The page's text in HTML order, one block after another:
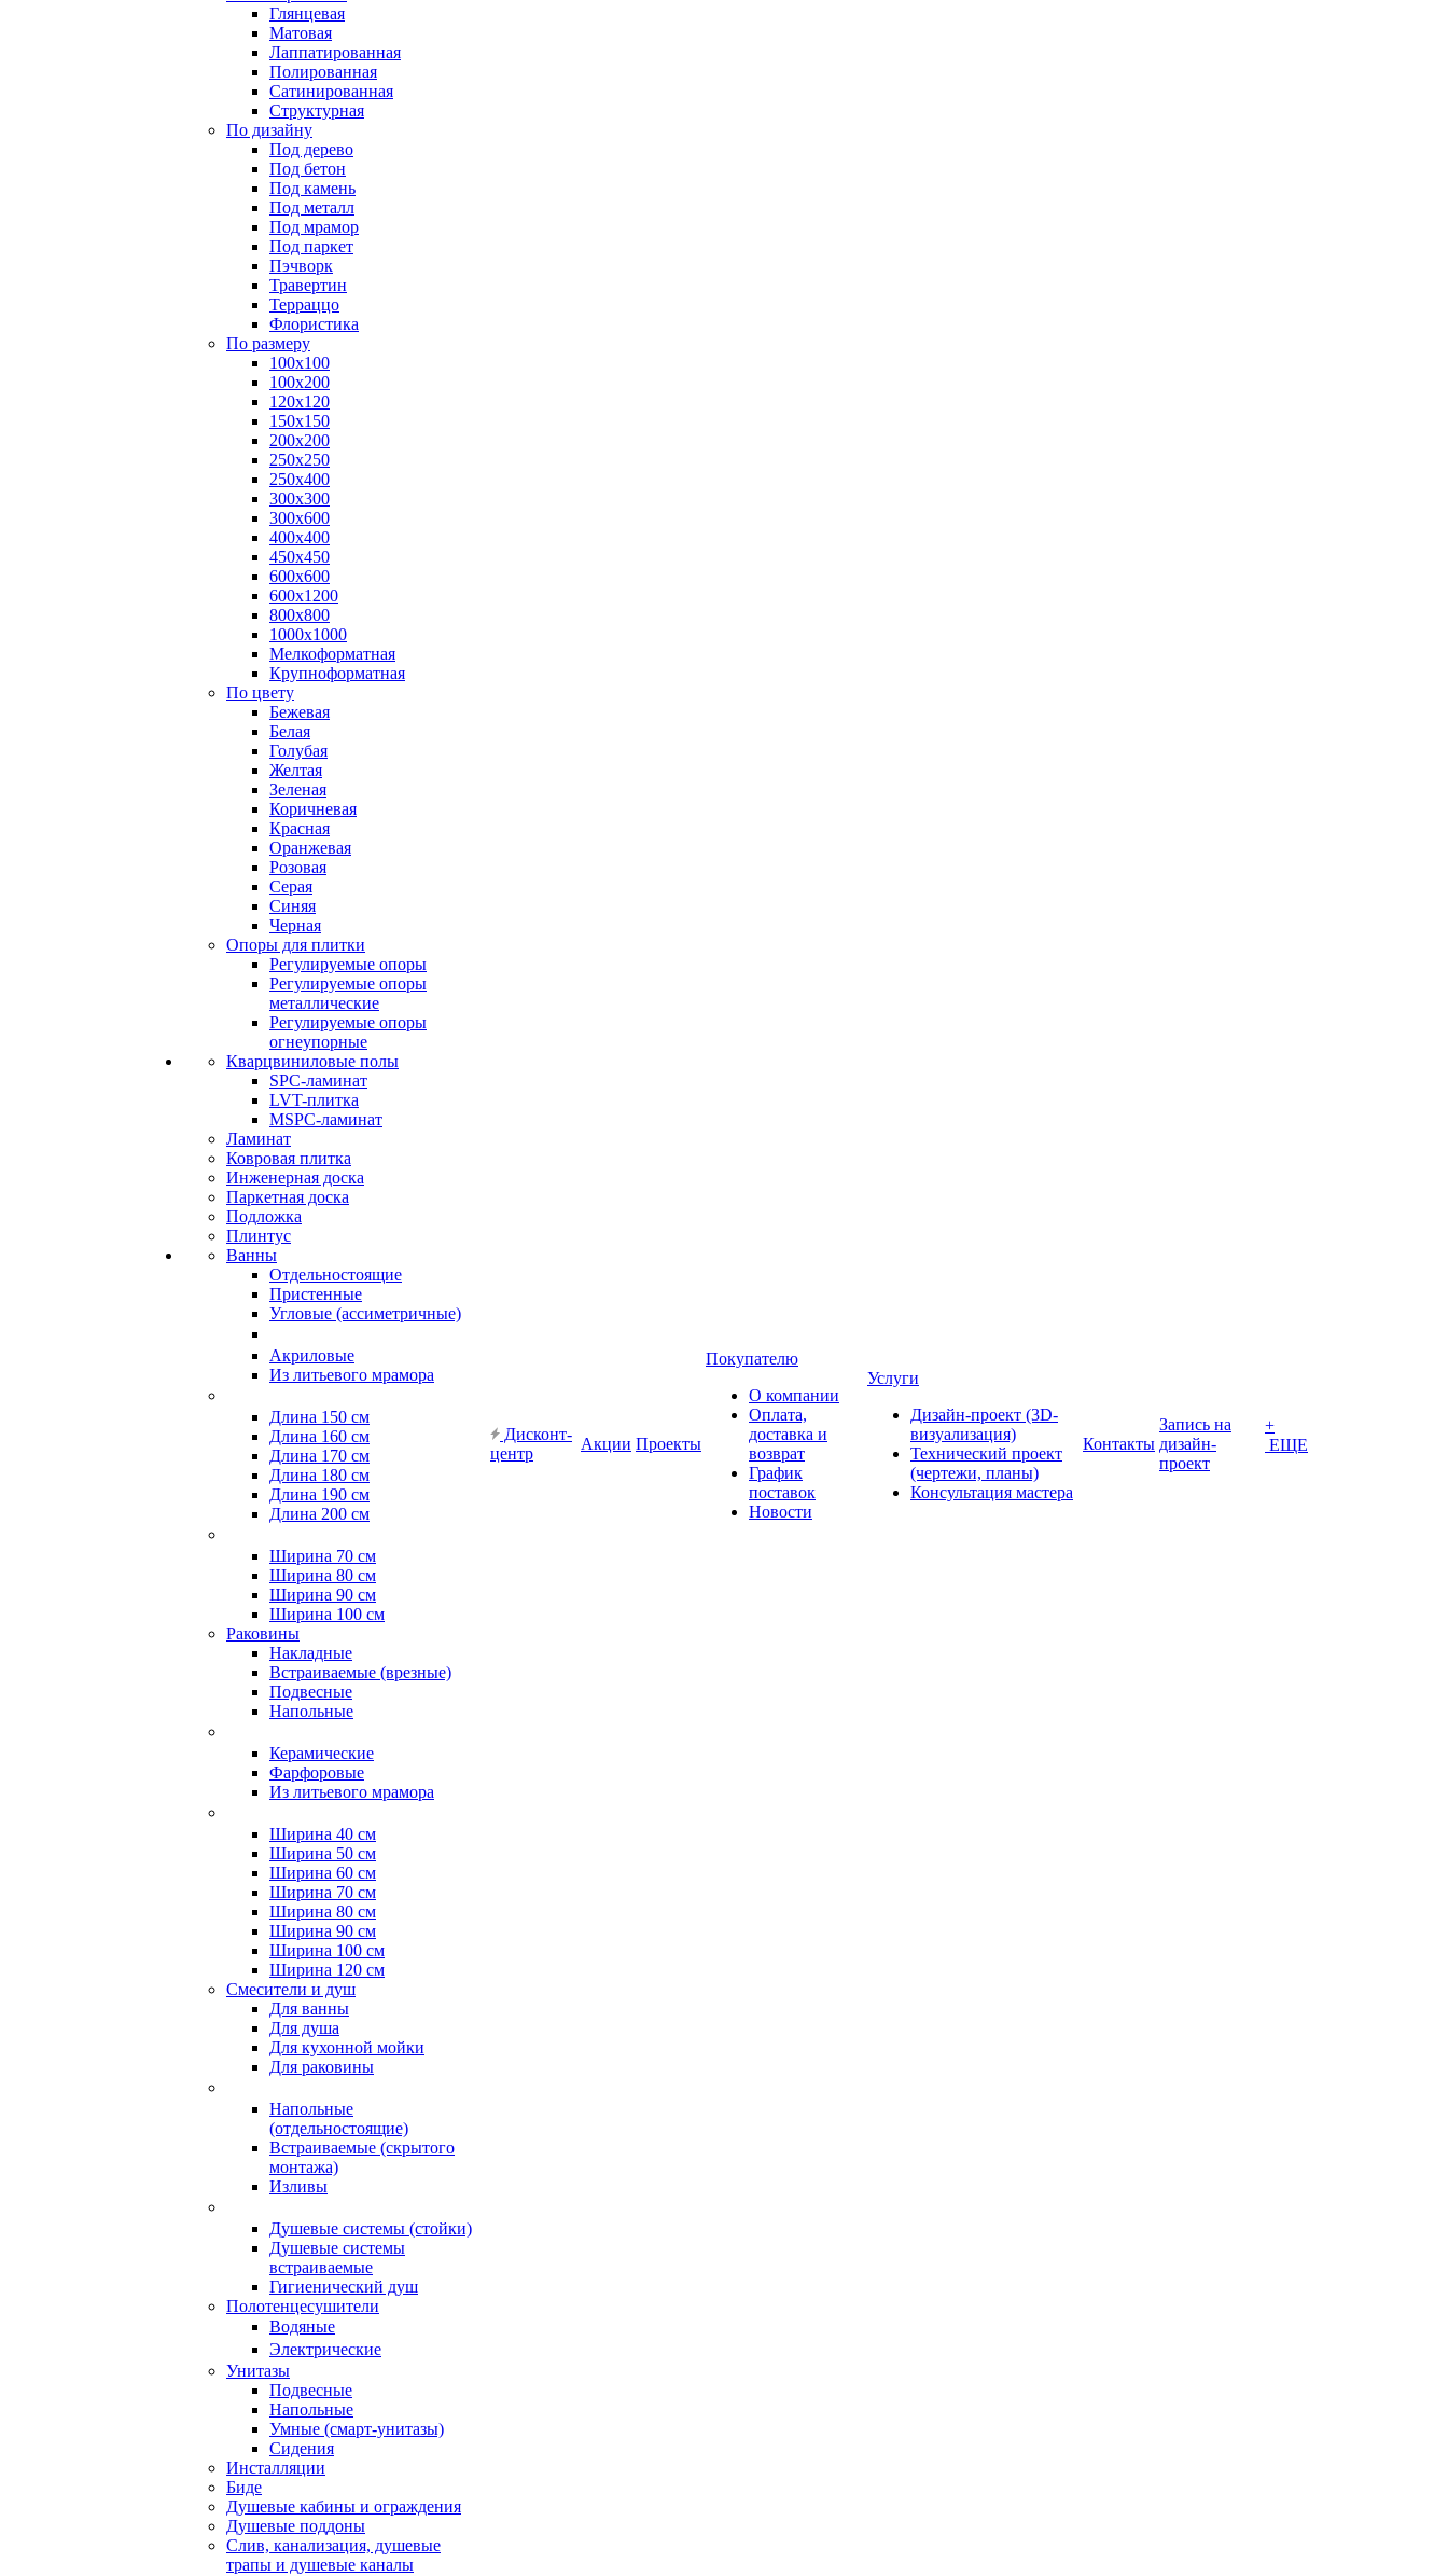
Глянцевая
Матовая
Лаппатированная
Полированная
Сатинированная
Структурная
По дизайну
Под дерево
Под бетон
Под камень
Под металл
Под мрамор
Под паркет
Пэчворк
Травертин
Терраццо
Флористика
По размеру
100х100
100х200
120х120
150х150
200х200
250х250
250х400
300х300
300х600
400х400
450х450
600х600
600х1200
800х800
1000х1000
Мелкоформатная
Крупноформатная
По цвету
Бежевая
Белая
Голубая
Желтая
Зеленая
Коричневая
Красная
Оранжевая
Розовая
Серая
Синяя
Черная
Опоры для плитки
Регулируемые опоры
Регулируемые опоры
металлические
Регулируемые опоры
огнеупорные
Кварцвиниловые полы
SPC-ламинат
LVT-плитка
MSPC-ламинат
Ламинат
Ковровая плитка
Инженерная доска
Паркетная доска
Подложка
Плинтус
Ванны
Отдельностоящие
Пристенные
Угловые (ассиметричные)
Акриловые
Из литьевого мрамора
Длина 150 см
Длина 160 см
Длина 170 см
Длина 180 см
Длина 190 см
Длина 200 см
Ширина 70 см
Ширина 80 см
Ширина 90 см
Ширина 100 см
Раковины
Накладные
Встраиваемые (врезные)
Подвесные
Напольные
Керамические
Фарфоровые
Из литьевого мрамора
Ширина 40 см
Ширина 50 см
Ширина 60 см
Ширина 70 см
Ширина 80 см
Ширина 90 см
Ширина 100 см
Ширина 120 см
Смесители и душ
Для ванны
Для душа
Для кухонной мойки
Для раковины
Напольные
(отдельностоящие)
Встраиваемые (скрытого
монтажа)
Изливы
Душевые системы (стойки)
Душевые системы
встраиваемые
Гигиенический душ
Полотенцесушители
ㅤВодяные
ㅤЭлектрические
Унитазы
Подвесные
Напольные
Умные (смарт-унитазы)
Сидения
Инсталляции
Биде
Душевые кабины и ограждения
Душевые поддоны
Слив, канализация, душевые
трапы и душевые каналы
Дисконт-
центр
Акции Проекты
Покупателю
О компании
Оплата,
доставка и
возврат
График
поставок
Новости
Услуги
Дизайн-проект (3D-
визуализация)
Технический проект
(чертежи, планы)
Консультация мастера
Контакты
Запись на
дизайн-
проект
+
ЕЩЕ